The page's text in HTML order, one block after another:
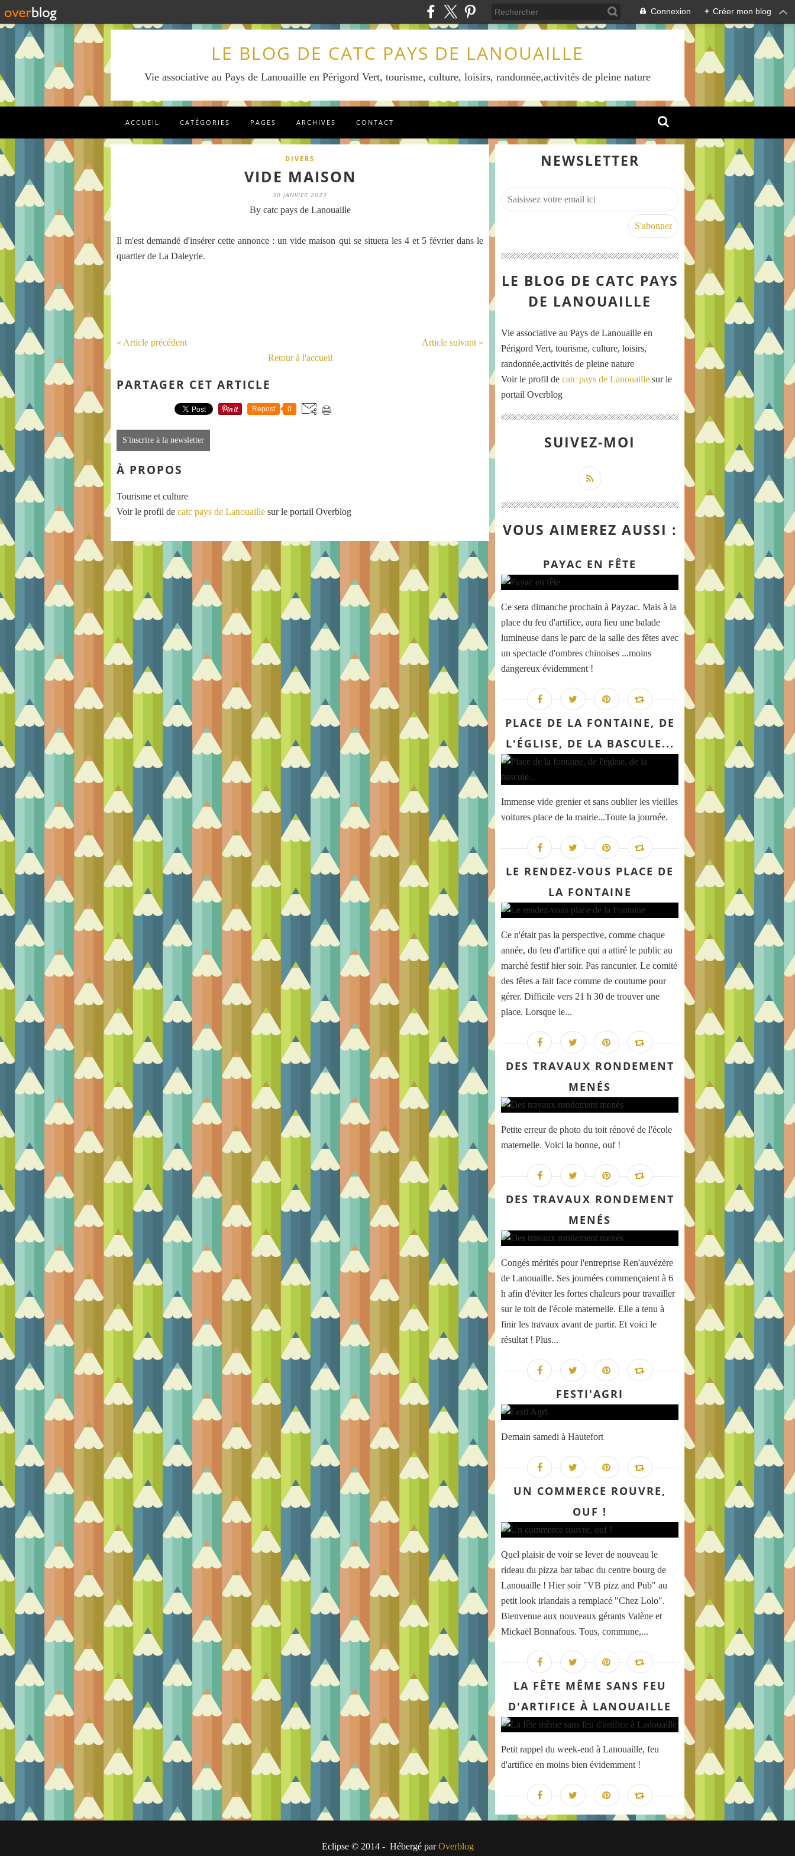
Connexion + Créer mon blog
LE BLOG DE CATC PAYS DE LANOUAILLE
Vie associative au Pays de Lanouaille en Périgord Vert, tourisme, culture, loisirs, randonnée,activités de pleine nature
ACCUEIL CATÉGORIES PAGES ARCHIVES CONTACT
DIVERS
VIDE MAISON
30 JANVIER 2023
By catc pays de Lanouaille
Il m'est demandé d'insérer cette annonce : un vide maison qui se situera les 4 et 5 février dans le
quartier de La Daleyrie.
« Article précédent
Article suivant »
Retour à l'accueil
PARTAGER CET ARTICLE
Repost 0
S'inscrire à la newsletter
À PROPOS
Tourisme et culture
Voir le profil de catc pays de Lanouaille sur le portail Overblog
NEWSLETTER
LE BLOG DE CATC PAYS
DE LANOUAILLE
Vie associative au Pays de Lanouaille en
Périgord Vert, tourisme, culture, loisirs,
randonnée,activités de pleine nature
Voir le profil de catc pays de Lanouaille sur le
portail Overblog
SUIVEZ-MOI
VOUS AIMEREZ AUSSI :
PAYAC EN FÊTE
Ce sera dimanche prochain à Payzac. Mais à la
place du feu d'artifice, aura lieu une balade
lumineuse dans le parc de la salle des fêtes avec
un spectacle d'ombres chinoises ...moins
dangereux évidemment !
PLACE DE LA FONTAINE, DE
L'ÉGLISE, DE LA BASCULE...
Immense vide grenier et sans oublier les vieilles
voitures place de la mairie...Toute la journée.
LE RENDEZ-VOUS PLACE DE
LA FONTAINE
Ce n'était pas la perspective, comme chaque
année, du feu d'artifice qui a attiré le public au
marché festif hier soir. Pas rancunier. Le comité
des fêtes a fait face comme de coutume pour
gérer. Difficile vers 21 h 30 de trouver une
place. Lorsque le...
DES TRAVAUX RONDEMENT
MENÉS
Petite erreur de photo du toit rénové de l'école
maternelle. Voici la bonne, ouf !
DES TRAVAUX RONDEMENT
MENÉS
Congés mérités pour l'entreprise Ren'auvézère
de Lanouaille. Ses journées commençaient à 6
h afin d'éviter les fortes chaleurs pour travailler
sur le toit de l'école maternelle. Elle a tenu à
finir les travaux avant de partir. Et voici le
résultat ! Plus...
FESTI'AGRI
Demain samedi à Hautefort
UN COMMERCE ROUVRE,
OUF !
Quel plaisir de voir se lever de nouveau le
rideau du pizza bar tabac du centre bourg de
Lanouaille ! Hier soir "VB pizz and Pub" au
petit look irlandais a remplacé "Chez Lolo".
Bienvenue aux nouveaux gérants Valène et
Mickaël Bonnafous. Tous, commune,...
LA FÊTE MÊME SANS FEU
D'ARTIFICE À LANOUAILLE
Petit rappel du week-end à Lanouaille, feu
d'artifice en moins bien évidemment !
Eclipse © 2014 - Hébergé parOverblog